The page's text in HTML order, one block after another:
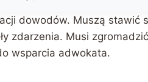
dowodów. Muszą stawić
zdarzenia. Musi
wsparcia adwokata.